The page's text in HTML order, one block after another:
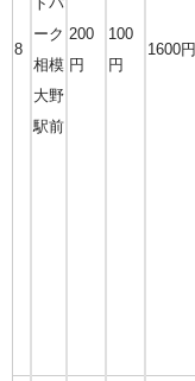
8
ーク
相模
大野
駅前
200
円
100
円
1600円